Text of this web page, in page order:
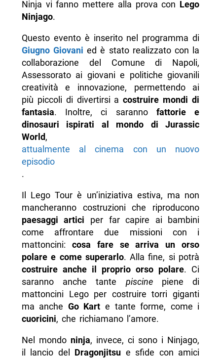
Ninja vi fanno mettere alla prova con Lego
Ninjago.
Questo evento è inserito nel programma di
Giugno Giovani ed è stato realizzato con la
collaborazione del Comune di Napoli,
Assessorato ai giovani e politiche giovanili
creatività e innovazione, permettendo ai
più piccoli di divertirsi acostruire mondi di
fantasia. Inoltre, ci saranno fattorie e
dinosauri ispirati al mondo di Jurassic
World,
attualmente al cinema con un nuovo
episodio
.
Il Lego Tour è un’iniziativa estiva, ma non
mancheranno costruzioni che riproducono
paesaggi artici per far capire ai bambini
come affrontare due missioni con i
mattoncini: cosa fare se arriva un orso
polare e come superarlo. Alla fine, si potrà
costruire anche il proprio orso polare. Ci
saranno anche tante piscinepiene di
mattoncini Lego per costruire torri giganti
ma anche Go Kart e tante forme, come i
cuoricini, che richiamano l’amore.
Nel mondo ninja, invece, ci sono i Ninjago,
il lancio del Dragonjitsu e sfide con amici